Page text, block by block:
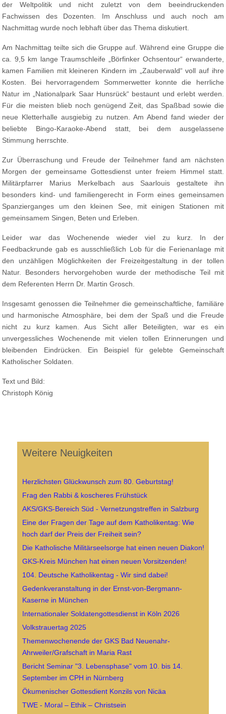
der Weltpolitik und nicht zuletzt von dem beeindruckenden
Fachwissen des Dozenten. Im Anschluss und auch noch am
Nachmittag wurde noch lebhaft über das Thema diskutiert.
Am Nachmittag teilte sich die Gruppe auf. Während eine Gruppe die
ca. 9,5 km lange Traumschleife „Börfinker Ochsentour“ erwanderte,
kamen Familien mit kleineren Kindern im „Zauberwald“ voll auf ihre
Kosten. Bei hervorragendem Sommerwetter konnte die herrliche
Natur im „Nationalpark Saar Hunsrück“ bestaunt und erlebt werden.
Für die meisten blieb noch genügend Zeit, das Spaßbad sowie die
neue Kletterhalle ausgiebig zu nutzen. Am Abend fand wieder der
beliebte Bingo-Karaoke-Abend statt, bei dem ausgelassene
Stimmung herrschte.
Zur Überraschung und Freude der Teilnehmer fand am nächsten
Morgen der gemeinsame Gottesdienst unter freiem Himmel statt.
Militärpfarrer Marius Merkelbach aus Saarlouis gestaltete ihn
besonders kind- und familiengerecht in Form eines gemeinsamen
Spanzierganges um den kleinen See, mit einigen Stationen mit
gemeinsamem Singen, Beten und Erleben.
Leider war das Wochenende wieder viel zu kurz. In der
Feedbackrunde gab es ausschließlich Lob für die Ferienanlage mit
den unzähligen Möglichkeiten der Freizeitgestaltung in der tollen
Natur. Besonders hervorgehoben wurde der methodische Teil mit
dem Referenten Herrn Dr. Martin Grosch.
Insgesamt genossen die Teilnehmer die gemeinschaftliche, familiäre
und harmonische Atmosphäre, bei dem der Spaß und die Freude
nicht zu kurz kamen. Aus Sicht aller Beteiligten, war es ein
unvergessliches Wochenende mit vielen tollen Erinnerungen und
bleibenden Eindrücken. Ein Beispiel für gelebte Gemeinschaft
Katholischer Soldaten.
Text und Bild:
Christoph König
Weitere Neuigkeiten
Herzlichsten Glückwunsch zum 80. Geburtstag!
Frag den Rabbi & koscheres Frühstück
AKS/GKS-Bereich Süd - Vernetzungstreffen in Salzburg
Eine der Fragen der Tage auf dem Katholikentag: Wie
hoch darf der Preis der Freiheit sein?
Die Katholische Militärseelsorge hat einen neuen Diakon!
GKS-Kreis München hat einen neuen Vorsitzenden!
104. Deutsche Katholikentag - Wir sind dabei!
Gedenkveranstaltung in der Ernst-von-Bergmann-
Kaserne in München
Internationaler Soldatengottesdienst in Köln 2026
Volkstrauertag 2025
Themenwochenende der GKS Bad Neuenahr-
Ahrweiler/Grafschaft in Maria Rast
Bericht Seminar "3. Lebensphase" vom 10. bis 14.
September im CPH in Nürnberg
Ökumenischer Gottesdient Konzils von Nicäa
TWE - Moral – Ethik – Christsein